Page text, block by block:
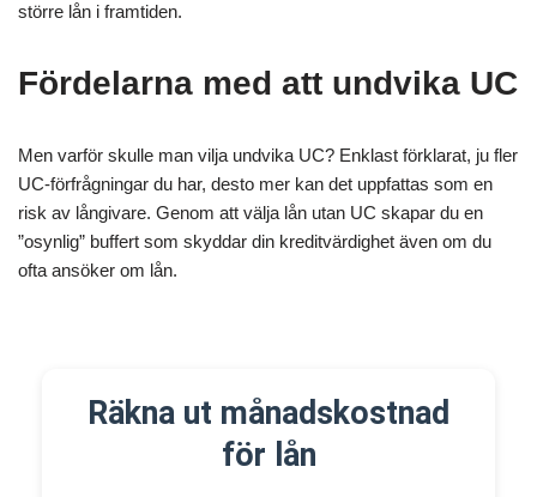
större lån i framtiden.
Fördelarna med att undvika UC
Men varför skulle man vilja undvika UC? Enklast förklarat, ju fler
UC-förfrågningar du har, desto mer kan det uppfattas som en
risk av långivare. Genom att välja lån utan UC skapar du en
”osynlig” buffert som skyddar din kreditvärdighet även om du
ofta ansöker om lån.
Räkna ut månadskostnad
för lån